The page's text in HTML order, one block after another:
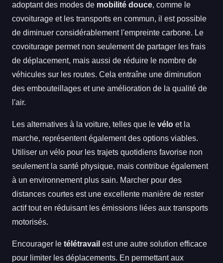
adoptant des modes de mobilité douce, comme le
covoiturage et les transports en commun, il est possible
de diminuer considérablement l'empreinte carbone. Le
covoiturage permet non seulement de partager les frais
de déplacement, mais aussi de réduire le nombre de
véhicules sur les routes. Cela entraîne une diminution
des embouteillages et une amélioration de la qualité de
l'air.
Les alternatives à la voiture, telles que le vélo et la
marche, représentent également des options viables.
Utiliser un vélo pour les trajets quotidiens favorise non
seulement la santé physique, mais contribue également
à un environnement plus sain. Marcher pour des
distances courtes est une excellente manière de rester
actif tout en réduisant les émissions liées aux transports
motorisés.
Encourager le télétravail est une autre solution efficace
pour limiter les déplacements. En permettant aux